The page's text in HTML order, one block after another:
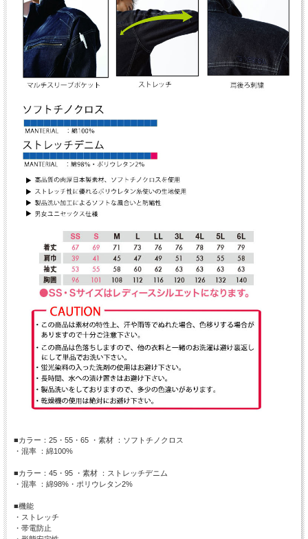
■カラー：25・55・65 ・素材 ：ソフトチノクロス
・混率 ：綿100%
■カラー：45・95 ・素材 ：ストレッチデニム
・混率 ：綿98%・ポリウレタン2%
■機能
・ストレッチ
・帯電防止